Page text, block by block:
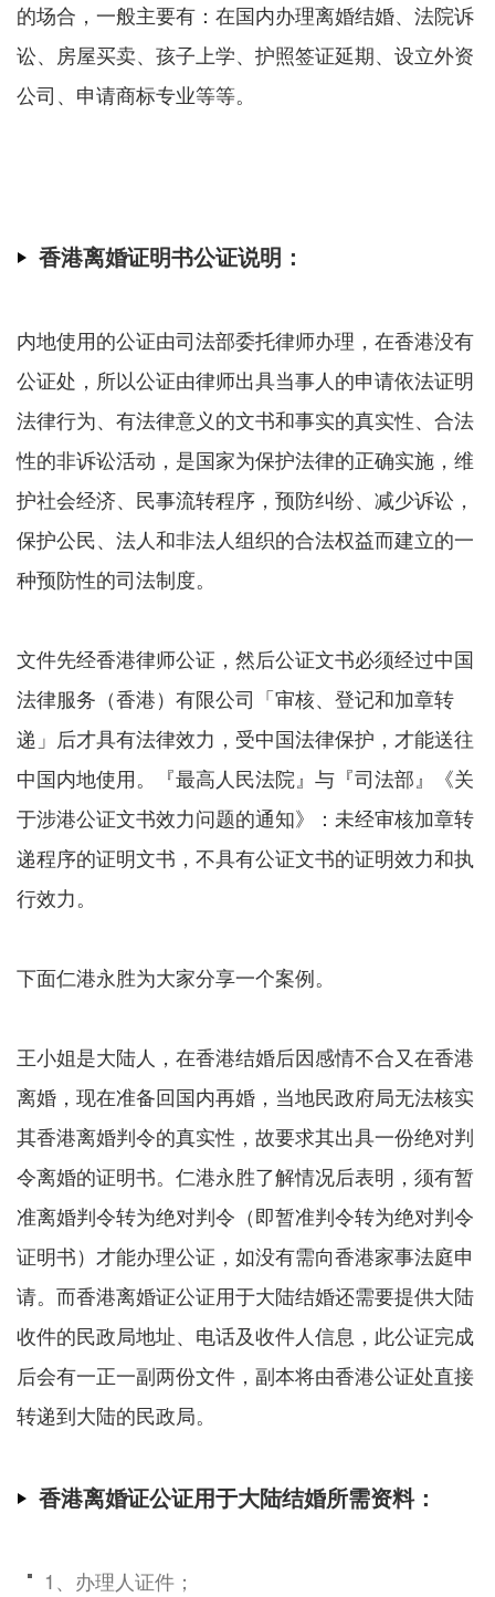
的场合，一般主要有：在国内办理离婚结婚、法院诉
讼、房屋买卖、孩子上学、护照签证延期、设立外资
公司、申请商标专业等等。
香港离婚证明书公证说明：
内地使用的公证由司法部委托律师办理，在香港没有
公证处，所以公证由律师出具当事人的申请依法证明
法律行为、有法律意义的文书和事实的真实性、合法
性的非诉讼活动，是国家为保护法律的正确实施，维
护社会经济、民事流转程序，预防纠纷、减少诉讼，
保护公民、法人和非法人组织的合法权益而建立的一
种预防性的司法制度。
文件先经香港律师公证，然后公证文书必须经过中国
法律服务（香港）有限公司「审核、登记和加章转
递」后才具有法律效力，受中国法律保护，才能送往
中国内地使用。『最高人民法院』与『司法部』《关
于涉港公证文书效力问题的通知》：未经审核加章转
递程序的证明文书，不具有公证文书的证明效力和执
行效力。
下面仁港永胜为大家分享一个案例。
王小姐是大陆人，在香港结婚后因感情不合又在香港
离婚，现在准备回国内再婚，当地民政府局无法核实
其香港离婚判令的真实性，故要求其出具一份绝对判
令离婚的证明书。仁港永胜了解情况后表明，须有暂
准离婚判令转为绝对判令（即暂准判令转为绝对判令
证明书）才能办理公证，如没有需向香港家事法庭申
请。而香港离婚证公证用于大陆结婚还需要提供大陆
收件的民政局地址、电话及收件人信息，此公证完成
后会有一正一副两份文件，副本将由香港公证处直接
转递到大陆的民政局。
香港离婚证公证用于大陆结婚所需资料：
1、办理人证件；